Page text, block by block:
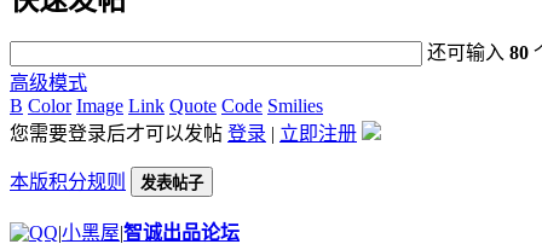
还可输入80
高级模式
B Color Image Link Quote Code Smilies
您需要登录后才可以发帖 登录 | 立即注册
本版积分规则 发表帖子
|小黑屋|智诚出品论坛